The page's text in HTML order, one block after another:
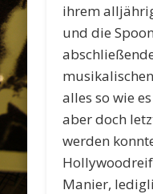
ihrem
und die
alles so wie
aber doch
werden
Manier,